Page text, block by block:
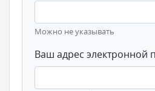
Можно не указывать
Ваш адрес электронной